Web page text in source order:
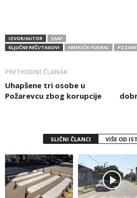
IZVOR/AUTOR
SAAF
KLJUČNE REČI/TAGOVI
AMERIČKI FUDBAL
PRETHODNI ČLANAK
Uhapšene tri osobe u
Požarevcu zbog korupcije
SLIČNI ČLANCI VIŠE OD